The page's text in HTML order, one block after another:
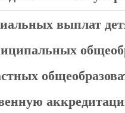
выплат